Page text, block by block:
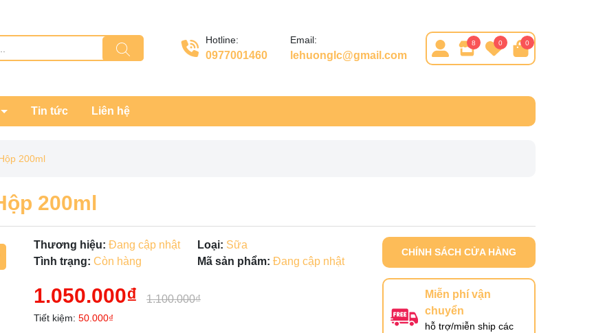
Hotline:
0977001460
Email:
lehuonglc@gmail.com
8 0 0
Tin tức Liên hệ
200ml
200ml
Thương hiệu: Đang cập nhật Loại: Sữa
Tình trạng: Còn hàng Mã sản phẩm: Đang cập nhật
1.050.000₫ 1.100.000₫
Tiết kiệm: 50.000₫
Mã giảm giá:
CHÍNH SÁCH CỬA HÀNG
Miễn phí vận
chuyển
hỗ trợ/miễn ship các